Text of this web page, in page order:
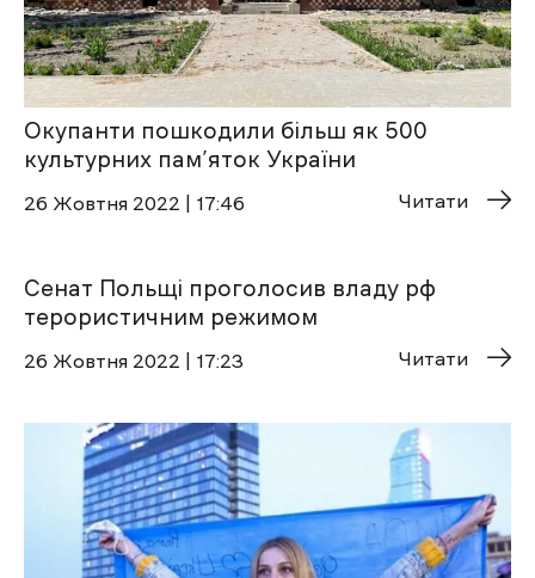
Окупанти пошкодили більш як 500
культурних пам’яток України
26 Жовтня 2022 | 17:46 Читати
Сенат Польщі проголосив владу рф
терористичним режимом
26 Жовтня 2022 | 17:23 Читати